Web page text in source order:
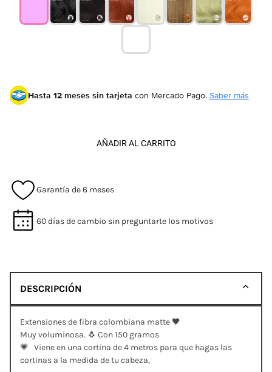
Hasta 12 meses sin tarjeta con Mercado Pago. Saber más
AÑADIR AL CARRITO
Garantía de 6 meses
60 días de cambio sin preguntarte los motivos
DESCRIPCIÓN
Extensiones de fibra colombiana matte 🖤
Muy voluminosa. 🐧 Con 150 gramos
💗 Viene en una cortina de 4 metros para que hagas las
cortinas a la medida de tu cabeza,